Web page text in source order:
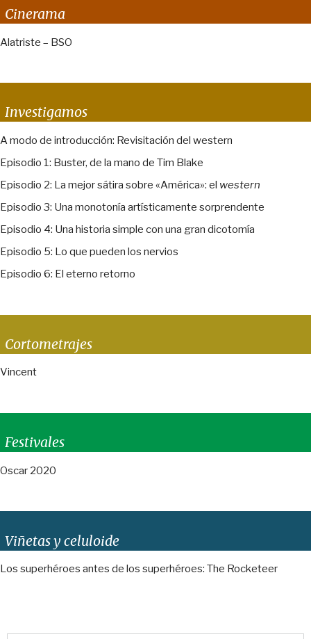
Cinerama
Alatriste – BSO
Investigamos
A modo de introducción: Revisitación del western
Episodio 1: Buster, de la mano de Tim Blake
Episodio 2: La mejor sátira sobre «América»: el western
Episodio 3: Una monotonía artísticamente sorprendente
Episodio 4: Una historia simple con una gran dicotomía
Episodio 5: Lo que pueden los nervios
Episodio 6: El eterno retorno
Cortometrajes
Vincent
Festivales
Oscar 2020
Viñetas y celuloide
Los superhéroes antes de los superhéroes: The Rocketeer